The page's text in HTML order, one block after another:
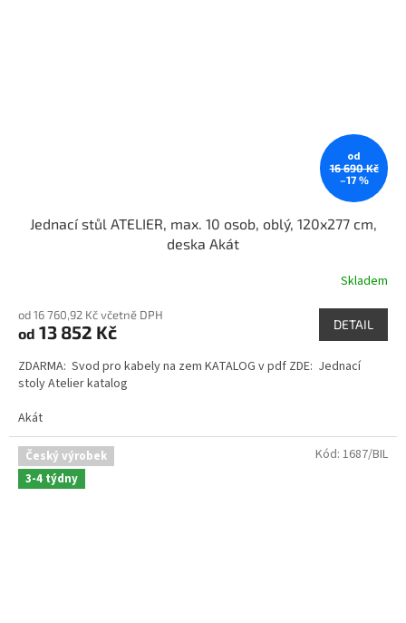
od
16 690 Kč
–17 %
Jednací stůl ATELIER, max. 10 osob, oblý, 120x277 cm,
deska Akát
Skladem
od 16 760,92 Kč včetně DPH
od 13 852 Kč DETAIL
ZDARMA: Svod pro kabely na zem KATALOG v pdf ZDE: Jednací
stoly Atelier katalog
Akát
Český výrobek
3-4 týdny
Kód: 1687/BIL